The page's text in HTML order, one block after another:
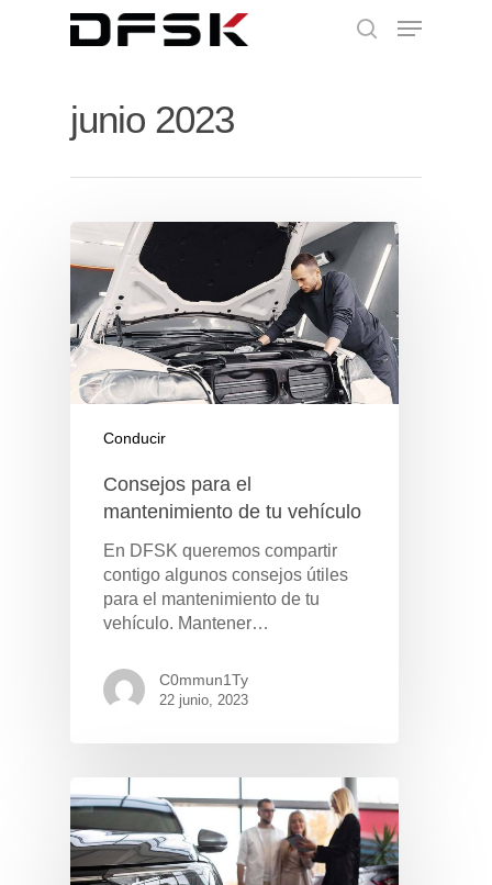
junio 2023
Conducir
Consejos para el
mantenimiento de tu vehículo
En DFSK queremos compartir
contigo algunos consejos útiles
para el mantenimiento de tu
vehículo. Mantener…
C0mmun1Ty
22 junio, 2023